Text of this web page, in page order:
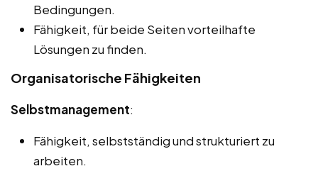
Bedingungen.
Fähigkeit, für beide Seiten vorteilhafte
Lösungen zu finden.
Organisatorische Fähigkeiten
Selbstmanagement:
Fähigkeit, selbstständig und strukturiert zu
arbeiten.